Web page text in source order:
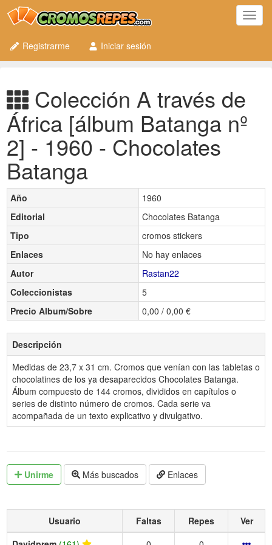
Registrarme
Iniciar sesión
Colección A través de
África [álbum Batanga nº
2] - 1960 - Chocolates
Batanga
Año
1960
Editorial
Chocolates Batanga
Tipo
cromos stickers
Enlaces
No hay enlaces
Autor
Rastan22
Coleccionistas
5
Precio Album/Sobre
0,00 / 0,00 €
Descripción
Medidas de 23,7 x 31 cm. Cromos que venían con las tabletas o
chocolatines de los ya desaparecidos Chocolates Batanga.
Álbum compuesto de 144 cromos, divididos en capítulos o
series de distinto número de cromos. Cada serie va
acompañada de un texto explicativo y divulgativo.
Unirme Más buscados Enlaces
Usuario Faltas Repes
Ver